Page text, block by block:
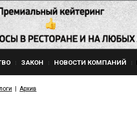
ЗАКОН НОВОСТИ КОМПАНИЙ
Архив